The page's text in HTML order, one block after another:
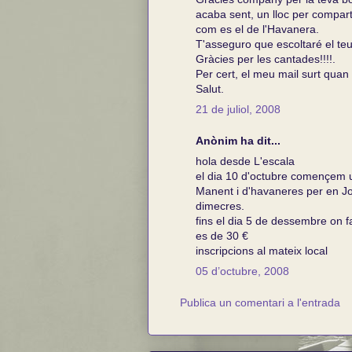
acaba sent, un lloc per
com es el de l'Havanera.
T'asseguro que escoltaré el
Gràcies per les cantades!!!!.
Per cert, el meu mail surt
Salut.
21 de juliol, 2008
Anònim ha dit...
hola desde L'escala
el dia 10 d'octubre començem
Manent i d'havaneres per en
dimecres.
fins el dia 5 de dessembre on
es de 30 €
inscripcions al mateix local
05 d’octubre, 2008
Publica un comentari a l'entrada